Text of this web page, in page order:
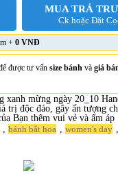
MUA TRẢ
Ck hoặc Đặt
+ 0 VNĐ
được tư vấn size bánh và giá
xanh mừng ngày 20_10
trị độc đáo, gây ấn tượng
Bạn thêm vui vẻ và ấm áp
bánh bắt hoa women's day